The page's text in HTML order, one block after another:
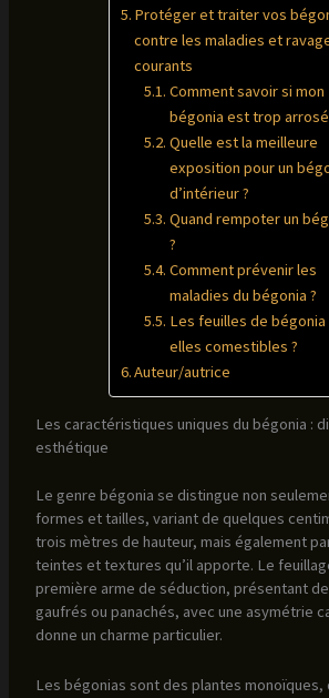
Protéger et traiter vos
contre les maladies et
courants
Comment savoir si mon
bégonia est trop arrosé
Quelle est la meilleure
exposition pour un
d’intérieur ?
Quand rempoter un
?
Comment prévenir les
maladies du bégonia ?
Les feuilles de
elles comestibles ?
Auteur/autrice
Les caractéristiques uniques du bégonia :
esthétique
Le genre bégonia se distingue non
formes et tailles, variant de quelques
trois mètres de hauteur, mais également
teintes et textures qu’il apporte. Le
première arme de séduction, présentant
gaufrés ou panachés, avec une asymétrie
donne un charme particulier.
Les bégonias sont des plantes monoïques,